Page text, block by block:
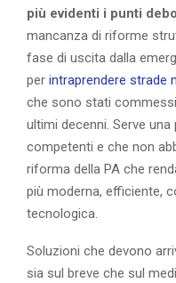
più evidenti i punti
mancanza di riforme
fase di uscita dalla
per intraprendere strade
che sono stati
ultimi decenni. Serve
competenti e che non
riforma della PA che
più moderna, efficiente,
tecnologica.
Soluzioni che devono
sia sul breve che sul